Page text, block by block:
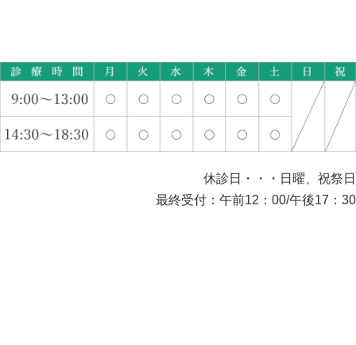
休診日・・・日曜、祝祭日
最終受付：午前12：00/午後17：30